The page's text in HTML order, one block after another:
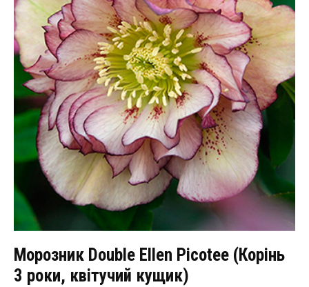
Морозник Double Ellen Picotee (Корінь
3 роки, квітучий кущик)